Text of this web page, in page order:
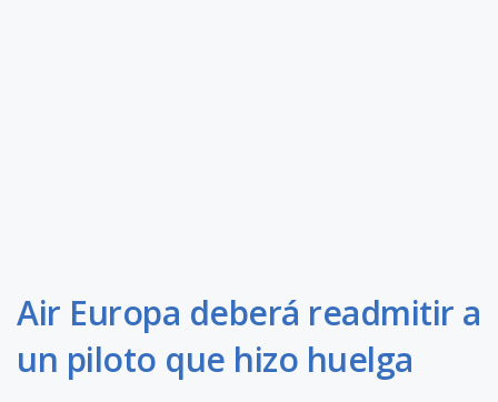
Air Europa deberá readmitir a
un piloto que hizo huelga